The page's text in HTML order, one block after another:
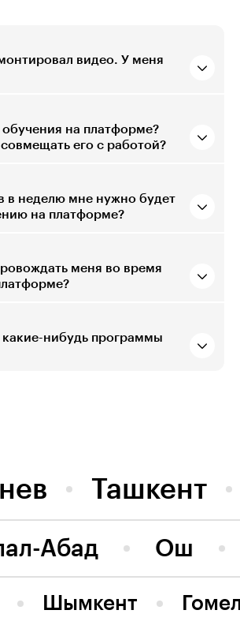
видео. У меня
на платформе?
его с работой?
в неделю мне нужно будет
на платформе?
меня во время
нибудь программы
Ташкент
Ош
Абад
Шымкент